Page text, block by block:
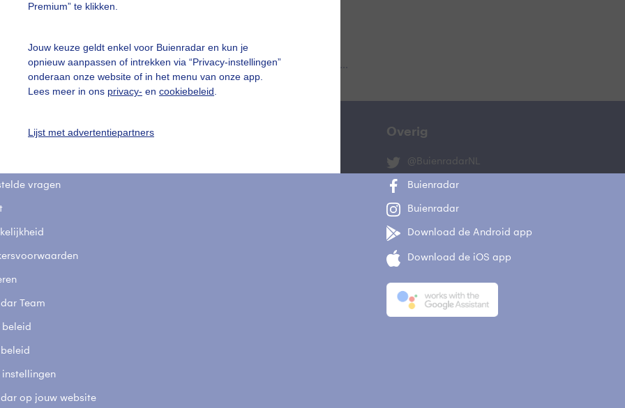
Premium” te klikken.
Jouw keuze geldt enkel voor Buienradar en kun je
opnieuw aanpassen of intrekken via “Privacy-instellingen”
onderaan onze website of in het menu van onze app.
Lees meer in ons privacy- en cookiebeleid
Lijst met advertentiepartners
Een moment geduld aub...
vragen
Team
beleid
instellingen
op jouw website
Overig
@BuienradarNL
Buienradar
Buienradar
Download de Android app
Download de iOS app